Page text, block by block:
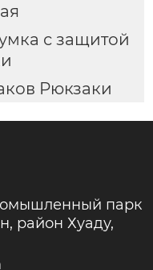
с защитой
Рюкзаки
парк
район Хуаду,